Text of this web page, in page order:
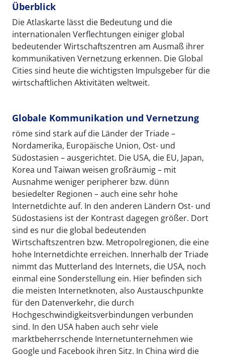
Überblick
Die Atlaskarte lässt die Bedeutung und die
internationalen Verflechtungen einiger global
bedeutender Wirtschaftszentren am Ausmaß ihrer
kommunikativen Vernetzung erkennen. Die Global
Cities sind heute die wichtigsten Impulsgeber für die
wirtschaftlichen Aktivitäten weltweit.
Globale Kommunikation und Vernetzung
röme sind stark auf die Länder der Triade –
Nordamerika, Europäische Union, Ost- und
Südostasien – ausgerichtet. Die USA, die EU, Japan,
Korea und Taiwan weisen großräumig – mit
Ausnahme weniger peripherer bzw. dünn
besiedelter Regionen – auch eine sehr hohe
Internetdichte auf. In den anderen Ländern Ost- und
Südostasiens ist der Kontrast dagegen größer. Dort
sind es nur die global bedeutenden
Wirtschaftszentren bzw. Metropolregionen, die eine
hohe Internetdichte erreichen. Innerhalb der Triade
nimmt das Mutterland des Internets, die USA, noch
einmal eine Sonderstellung ein. Hier befinden sich
die meisten Internetknoten, also Austauschpunkte
für den Datenverkehr, die durch
Hochgeschwindigkeitsverbindungen verbunden
sind. In den USA haben auch sehr viele
marktbeherrschende Internetunternehmen wie
Google und Facebook ihren Sitz. In China wird die